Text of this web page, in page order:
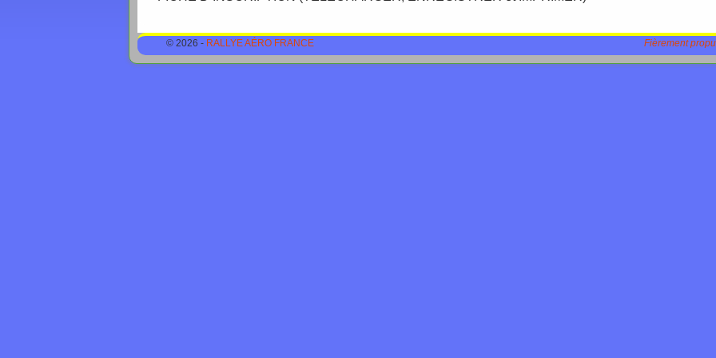
© 2026 - RALLYE AÉRO FRANCE Fièrement